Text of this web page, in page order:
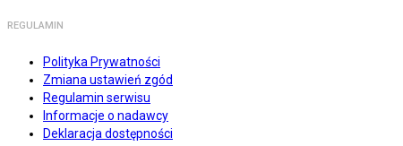
REGULAMIN
Polityka Prywatności
Zmiana ustawień zgód
Regulamin serwisu
Informacje o nadawcy
Deklaracja dostępności